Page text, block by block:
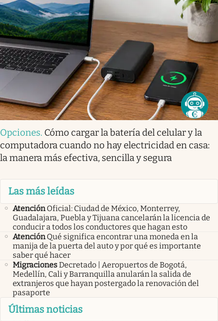
Opciones. Cómo cargar la batería del celular y la
computadora cuando no hay electricidad en casa:
la manera más efectiva, sencilla y segura
Las más leídas
Atención Oficial: Ciudad de México, Monterrey,
Guadalajara, Puebla y Tijuana cancelarán la licencia de
conducir a todos los conductores que hagan esto
Atención Qué significa encontrar una moneda en la
manija de la puerta del auto y por qué es importante
saber qué hacer
MigracionesDecretado | Aeropuertos de Bogotá,
Medellín, Cali y Barranquilla anularán la salida de
extranjeros que hayan postergado la renovación del
pasaporte
Últimas noticias